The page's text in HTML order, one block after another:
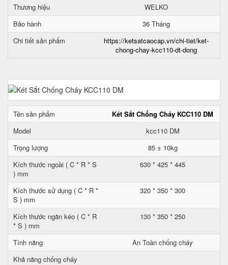
Thương hiệu
WELKO
Bảo hành
36 Tháng
Chi tiết sản phẩm
https://ketsatcaocap.vn/chi-tiet/ket-
chong-chay-kcc110-dt-dong
Tên sản phẩm
Két Sắt Chống Cháy KCC110 DM
Model
kcc110 DM
Trọng lượng
85 ± 10kg
Kích thước ngoài ( C * R * S
) mm
630 * 425 * 445
Kích thước sử dụng ( C * R *
S ) mm
320 * 350 * 300
Kích thước ngăn kéo ( C * R
* S ) mm
130 * 350 * 250
Tính năng
An Toàn chống cháy
Khả năng chống cháy